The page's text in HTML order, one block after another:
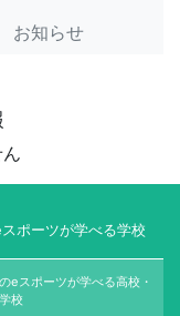
お知らせ
ポーツが学べる学校
eスポーツが学べる高校・
校